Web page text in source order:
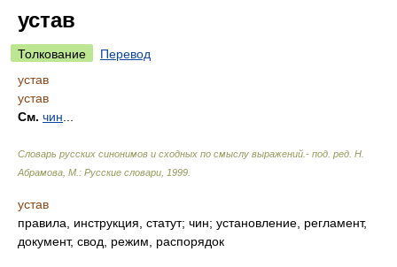
устав
Толкование
Перевод
устав
устав
См. чин
Словарь русских синонимов и сходных по смыслу выражений.- под. ред. Н.
Абрамова, М.: Русские словари 1999
устав
правила, инструкция, статут; чин; установление, регламент,
документ, свод, режим, распорядок